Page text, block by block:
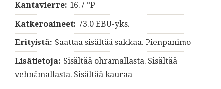
Kantavierre: 16.7 °P
Katkeroaineet: 73.0 EBU-yks.
Erityistä: Saattaa sisältää sakkaa. Pienpanimo
Lisätietoja: Sisältää ohramallasta. Sisältää
vehnämallasta. Sisältää kauraa